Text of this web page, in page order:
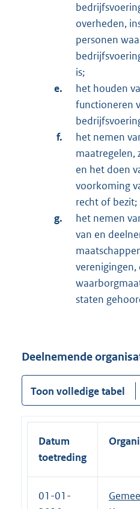
overheden,
personen
is;
het houden
functioneren
het nemen
maatregelen,
en het doen
voorkoming
recht of bezit;
het nemen
van en
verenigingen,
staten
Deelnemende
Toon volledige tabel
Datum
toetreding
01-01-